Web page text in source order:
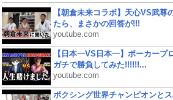
【朝倉未来コラボ】天心VS武尊
たら、まさかの回答が!!!
youtube.com
【日本一VS日本一】ポーカープ
ガチで勝負してみた!!!!!!...
youtube.com
ボクシング世界チャンピオンと